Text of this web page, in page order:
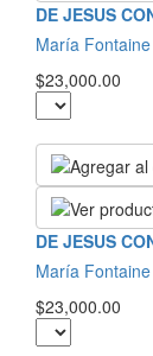
DE JESUS
María Fontaine
$23,000.00
DE JESUS
María Fontaine
$23,000.00